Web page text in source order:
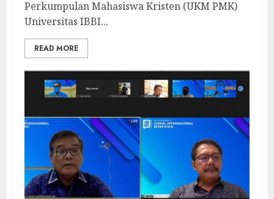
Perkumpulan Mahasiswa Kristen (UKM PMK)
Universitas IBBI...
READ MORE